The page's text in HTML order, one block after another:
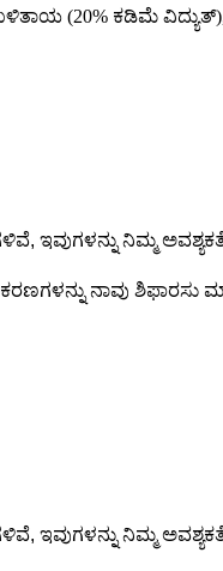
(20% ಕಡಿಮೆ ವಿದ್ಯುತ್),
ಇವುಗಳನ್ನು ನಿಮ್ಮ
ನಾವು ಶಿಫಾರಸು
ಇವುಗಳನ್ನು ನಿಮ್ಮ